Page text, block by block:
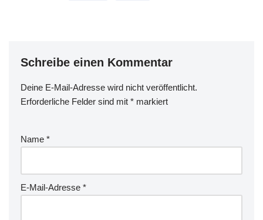
kurz+langArmlinge/Beinling
HoseMützen,
HelmregenüberzugTrinkflas
Schreibe einen Kommentar
Deine E-Mail-Adresse wird nicht veröffentlicht.
Erforderliche Felder sind mit * markiert
Name *
E-Mail-Adresse *